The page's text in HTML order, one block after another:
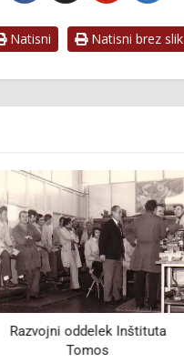
Natisni Natisni brez slik
Razvojni oddelek Inštituta
Tomos